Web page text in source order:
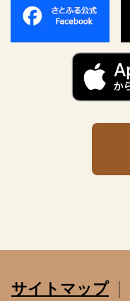
サイトマップ